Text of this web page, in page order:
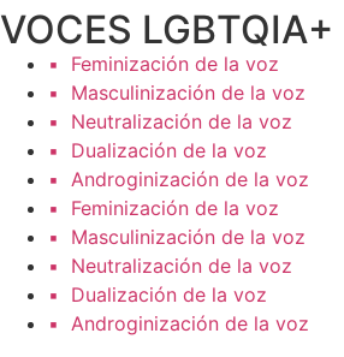
VOCES LGBTQIA+
▪️ Feminización de la voz
▪️ Masculinización de la voz
▪️ Neutralización de la voz
▪️ Dualización de la voz
▪️ Androginización de la voz
▪️ Feminización de la voz
▪️ Masculinización de la voz
▪️ Neutralización de la voz
▪️ Dualización de la voz
▪️ Androginización de la voz